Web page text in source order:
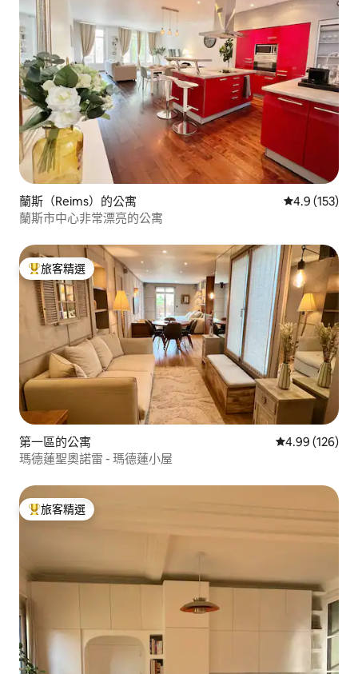
蘭斯（Reims）的公寓 從 153 則評
4.9 (153)
蘭斯市中心非常漂亮的公寓
旅客精選榜首
旅客精選
第一區的公寓 從 126 則評價
4.99 (126)
瑪德蓮聖奧諾雷 - 瑪德蓮小屋
旅客精選榜首
旅客精選